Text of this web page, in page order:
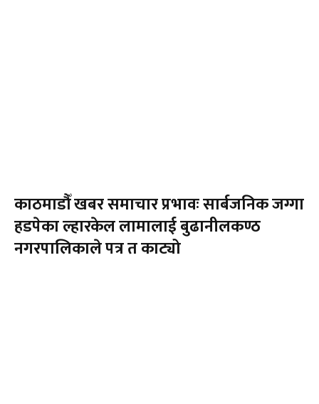
काठमाडौँ खबर समाचार प्रभावः सार्बजनिक जग्गा
हडपेका ल्हारकेल लामालाई बुढानीलकण्ठ
नगरपालिकाले पत्र त काट्यो